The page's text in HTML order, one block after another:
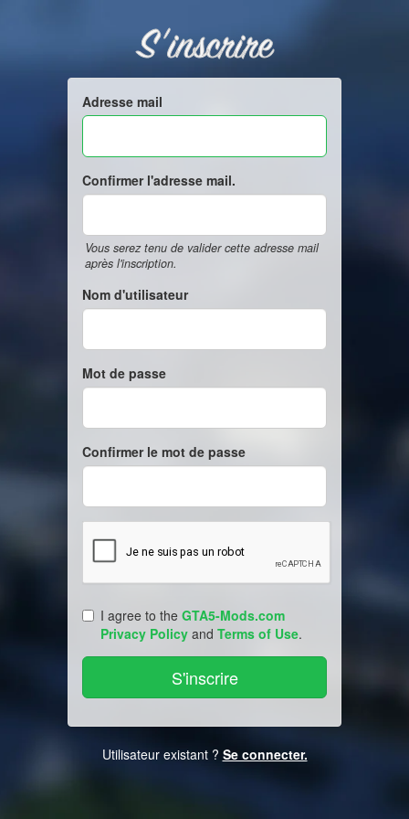
S'inscrire
Adresse mail
Confirmer l'adresse mail.
Vous serez tenu de valider cette adresse mail
après l'inscription.
Nom d'utilisateur
Mot de passe
Confirmer le mot de passe
I agree to the GTA5-Mods.com
Privacy Policy and Terms of Use.
Utilisateur existant ? Se connecter.